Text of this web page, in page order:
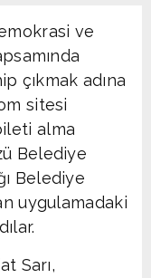
ve
çıkmak adına
sitesi
alma
Belediye
Belediye
uygulamadaki
Sarı,